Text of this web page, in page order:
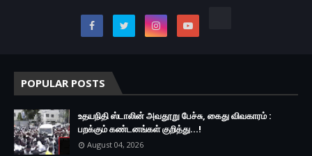
POPULAR POSTS
உதயநிதி ஸ்டாலின் அவதூறு பேச்சு, கைது விவகாரம் :
பறக்கும் கண்டனங்கள் குறித்து...!
August 04, 2026